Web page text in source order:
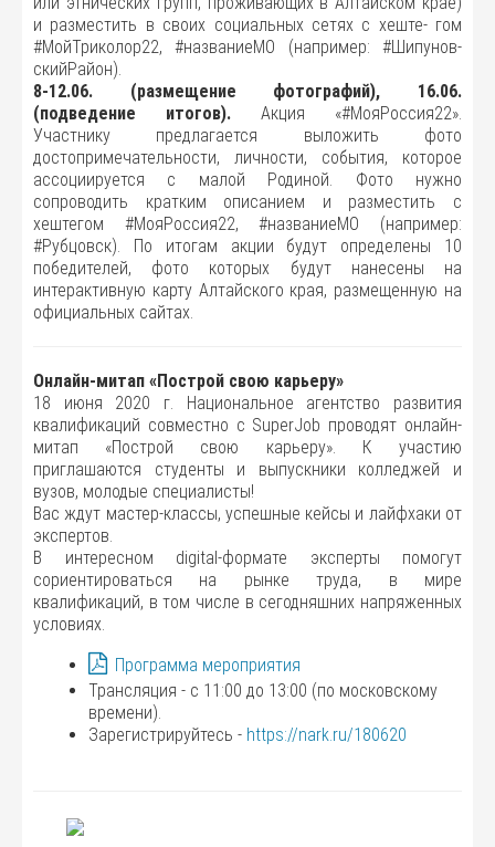
и разместить в своих социальных сетях с хеште- гом
#МойТриколор22, #названиеМО (например: #Шипунов-
скийРайон).
8-12.06. (размещение фотографий), 16.06.
(подведение итогов). Акция «#МояРоссия22».
Участнику предлагается выложить фото
достопримечательности, личности, события, которое
ассоциируется с малой Родиной. Фото нужно
сопроводить кратким описанием и разместить с
хештегом #МояРоссия22, #названиеМО (например:
#Рубцовск). По итогам акции будут определены 10
победителей, фото которых будут нанесены на
интерактивную карту Алтайского края, размещенную на
официальных сайтах.
Онлайн-митап «Построй свою карьеру»
18 июня 2020 г. Национальное агентство развития
квалификаций совместно с SuperJob проводят онлайн-
митап «Построй свою карьеру». К участию
приглашаются студенты и выпускники колледжей и
вузов, молодые специалисты!
Вас ждут мастер-классы, успешные кейсы и лайфхаки от
экспертов.
В интересном digital-формате эксперты помогут
сориентироваться на рынке труда, в мире
квалификаций, в том числе в сегодняшних напряженных
условиях.
Программа мероприятия
Трансляция - с 11:00 до 13:00 (по московскому
времени).
Зарегистрируйтесь - https://nark.ru/180620